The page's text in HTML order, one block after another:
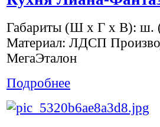
Габариты (Ш х Г х В): ш.
Материал: ЛДСП
МегаЭталон
Подробнее